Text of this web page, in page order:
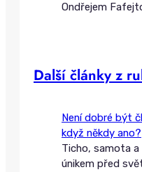
Ondřejem
Další články z
Není dobré být
když někdy ano?
Ticho, samota a
únikem před